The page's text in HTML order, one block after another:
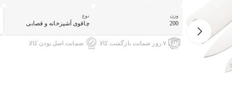
وزن
200
نوع
چاقوی آشپزخانه و قصابی
۷ روز ضمانت بازگشت کالا ضمانت اصل بودن کالا